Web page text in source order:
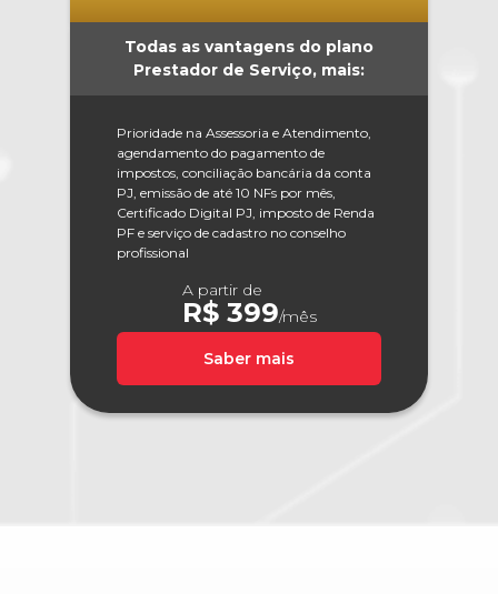
Todas as vantagens do plano
Prestador de Serviço, mais:
Prioridade na Assessoria e Atendimento,
agendamento do pagamento de
impostos, conciliação bancária da conta
PJ, emissão de até 10 NFs por mês,
Certificado Digital PJ, imposto de Renda
PF e serviço de cadastro no conselho
profissional
A partir de
R$ 399/mês
Saber mais